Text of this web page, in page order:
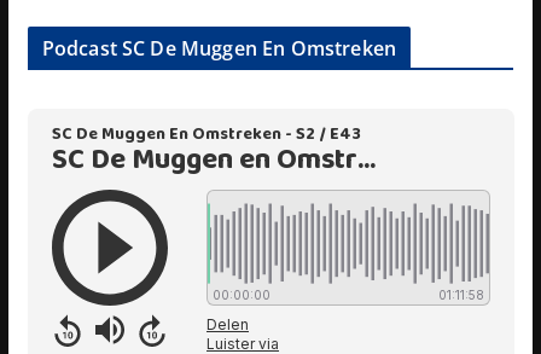
Podcast SC De Muggen En Omstreken